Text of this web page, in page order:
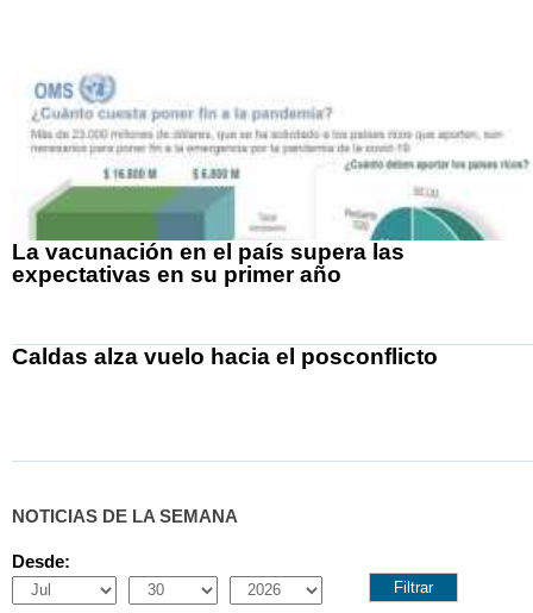
La vacunación en el país supera las
expectativas en su primer año
Caldas alza vuelo hacia el posconflicto
NOTICIAS DE LA SEMANA
Desde:
Month
Day Year